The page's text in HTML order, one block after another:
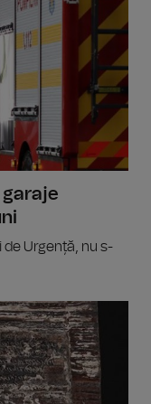
garaje
Urgență, nu s-